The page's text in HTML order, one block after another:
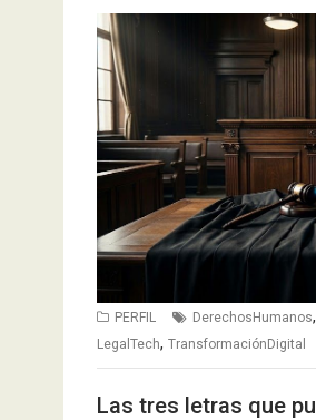
PERFIL DerechosHumanos,
LegalTech, TransformaciónDigital
Las tres letras que